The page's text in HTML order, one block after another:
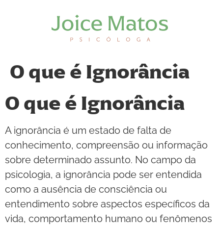
O que é Ignorância
O que é Ignorância
A ignorância é um estado de falta de
conhecimento, compreensão ou informação
sobre determinado assunto. No campo da
psicologia, a ignorância pode ser entendida
como a ausência de consciência ou
entendimento sobre aspectos específicos da
vida, comportamento humano ou fenômenos